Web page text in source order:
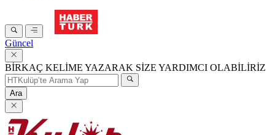
Güncel
BİRKAÇ KELİME YAZARAK SİZE YARDIMCI OLABİLİRİZ
Ara